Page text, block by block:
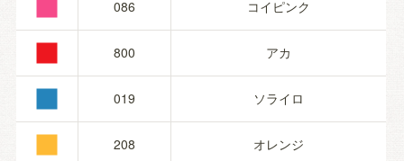
086 コイピンク
■ 800 アカ
■ 019 ソライロ
208 オレンジ